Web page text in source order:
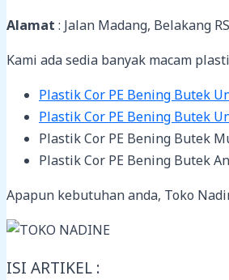
Alamat : Jalan Madang, Belakang
Kami ada sedia banyak macam
Plastik Cor PE Bening Butek
Plastik Cor PE Bening Butek
Plastik Cor PE Bening Butek
Plastik Cor PE Bening Butek
Apapun kebutuhan anda, Toko
ISI ARTIKEL :